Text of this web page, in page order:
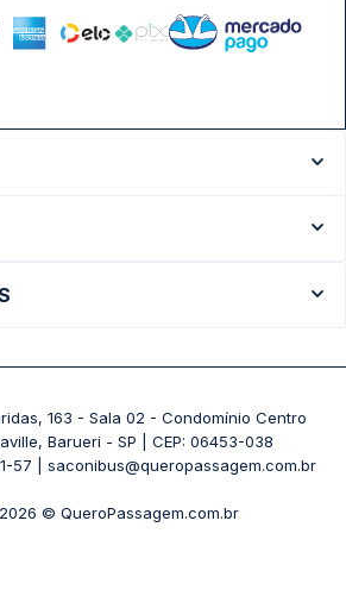
- Gov. Israel Pinheiro (Tergip)
163 - Sala 02 - Condomínio Centro
Barueri - SP | CEP: 06453-038
57 | saconibus@queropassagem.com.br
© QueroPassagem.com.br